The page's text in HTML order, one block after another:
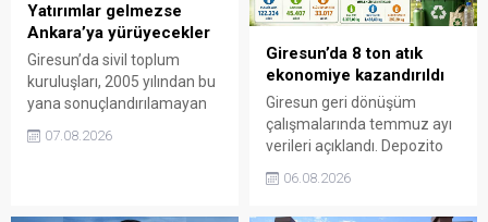
Yatırımlar gelmezse
Ankara’ya yürüyecekler
Giresun’da sivil toplum
kuruluşları, 2005 yılından bu
yana sonuçlandırılamayan
ulaşım, sağlık, sanayi ve
turizm yatırımları için ortak
hakkını istiyor” diyen
07.08.2026
Giresun’da 8 ton atık
ekonomiye kazandırıldı
Giresun geri dönüşüm
çalışmalarında temmuz ayı
verileri açıklandı. Depozito
uygulamasına destek veren
06.08.2026